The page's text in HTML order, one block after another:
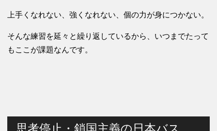
上手くなれない、強くなれない、個の力が身につかない。
そんな練習を延々と繰り返しているから、いつまでたって
もここが課題なんです。